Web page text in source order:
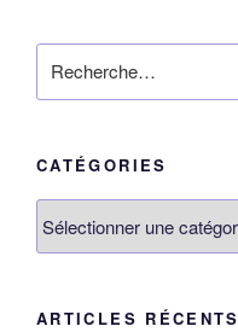
pour
CATÉGORIES
ARTICLES RÉCENTS